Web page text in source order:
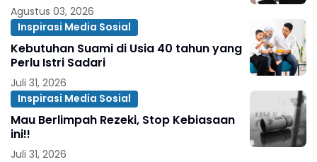
Agustus 03, 2026
Inspirasi Media Sosial
Kebutuhan Suami di Usia 40 tahun yang
Perlu Istri Sadari
Juli 31, 2026
Inspirasi Media Sosial
Mau Berlimpah Rezeki, Stop Kebiasaan
ini!!
Juli 31, 2026